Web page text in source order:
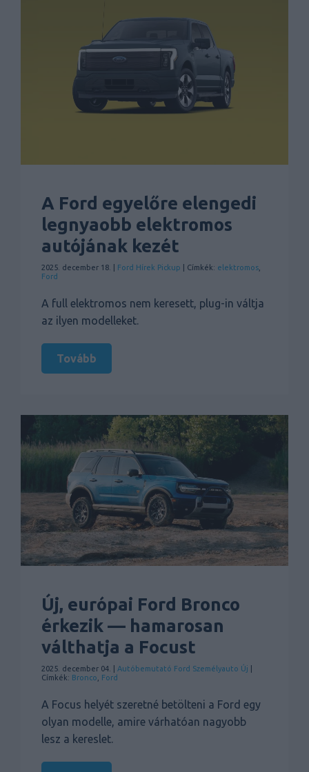
A Ford egyelőre elengedi
legnyaobb elektromos
autójának kezét
2025. december 18. | Ford Hírek Pickup | Címkék: elektromos
Ford
A full elektromos nem keresett, plug-in váltja
az ilyen modelleket.
Tovább
Új, európai Ford Bronco
érkezik — hamarosan
válthatja a Focust
2025. december 04. | Autóbemutató Ford Személyauto Új
Címkék: Bronco Ford
A Focus helyét szeretné betölteni a Ford egy
olyan modelle, amire várhatóan nagyobb
lesz a kereslet.